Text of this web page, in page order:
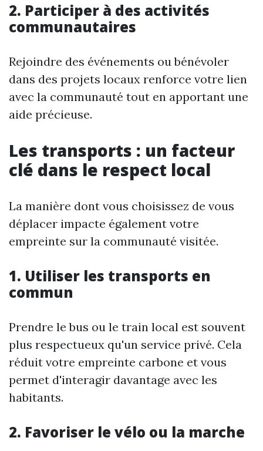
2. Participer à des activités
communautaires
Rejoindre des événements ou bénévoler
dans des projets locaux renforce votre lien
avec la communauté tout en apportant une
aide précieuse.
Les transports : un facteur
clé dans le respect local
La manière dont vous choisissez de vous
déplacer impacte également votre
empreinte sur la communauté visitée.
1. Utiliser les transports en
commun
Prendre le bus ou le train local est souvent
plus respectueux qu'un service privé. Cela
réduit votre empreinte carbone et vous
permet d'interagir davantage avec les
habitants.
2. Favoriser le vélo ou la marche